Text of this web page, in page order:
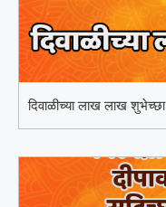
दिवाळीच्या लाख लाख शुभेच्छा